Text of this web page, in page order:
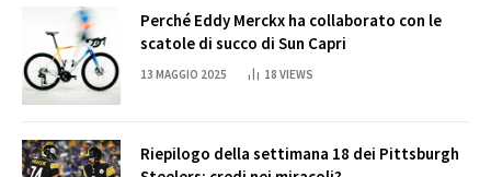
Perché Eddy Merckx ha collaborato con le
scatole di succo di Sun Capri
13 MAGGIO 2025 18 VIEWS
Riepilogo della settimana 18 dei Pittsburgh